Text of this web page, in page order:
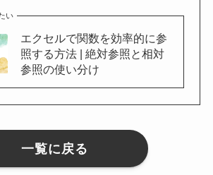
い
エクセルで関数を効率的に参
照する方法 | 絶対参照と相対
参照の使い分け
一覧に戻る